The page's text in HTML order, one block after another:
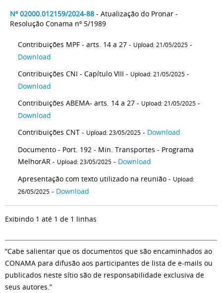
Nº 02000.012159/2024-88 - Atualização do Pronar -
Resolução Conama nº 5/1989
Contribuições MPF - arts. 14 a 27 - Upload: 21/05/2025 -
Download
Contribuições CNI - Capítulo VIII - Upload: 21/05/2025 -
Download
Contribuições ABEMA- arts. 14 a 27 - Upload: 21/05/2025 -
Download
Contribuições CNT - Upload: 23/05/2025 - Download
Documento - Port. 192 - Min. Transportes - Programa
MelhorAR - Upload: 23/05/2025 - Download
Apresentação com texto utilizado na reunião - Upload:
26/05/2025 - Download
Exibindo 1 até 1 de 1 linhas
“Cabe salientar que os documentos que são encaminhados ao
CONAMA para difusão aos participantes de lista de e-mails ou
publicados neste sítio são de responsabilidade exclusiva de
seus autores.”